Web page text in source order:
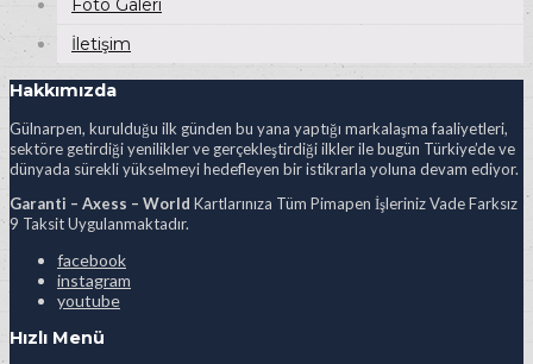
Foto Galeri
İletişim
Hakkımızda
Gülnarpen, kurulduğu ilk günden bu yana yaptığı markalaşma faaliyetleri,
sektöre getirdiği yenilikler ve gerçekleştirdiği ilkler ile bugün Türkiye’de ve
dünyada sürekli yükselmeyi hedefleyen bir istikrarla yoluna devam ediyor.
Garanti – Axess – World Kartlarınıza Tüm Pimapen İşleriniz Vade Farksız
9 Taksit Uygulanmaktadır.
facebook
instagram
youtube
Hızlı Menü